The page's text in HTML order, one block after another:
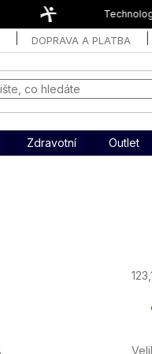
DOPRAVA A PLATBA
Zdravotní Outlet